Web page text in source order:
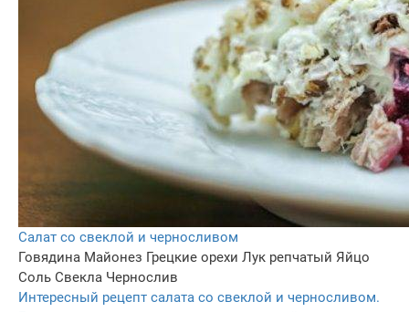
Салат со свеклой и черносливом
Говядина Майонез Грецкие орехи Лук репчатый Яйцо
Соль Свекла Чернослив
Интересный рецепт салата со свеклой и черносливом.